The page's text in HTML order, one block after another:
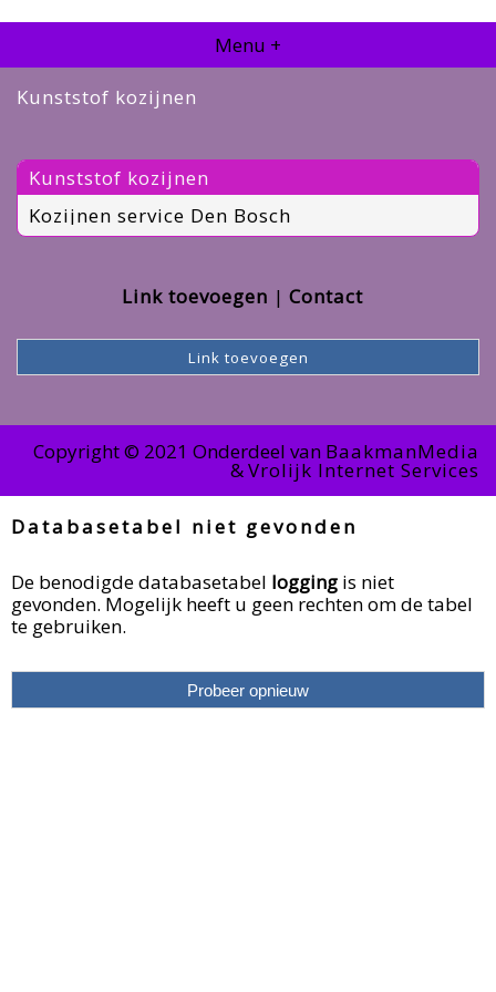
Menu +
Kunststof kozijnen
Kunststof kozijnen
Kozijnen service Den Bosch
Link toevoegen Contact
Link toevoegen
Copyright © 2021 Onderdeel van BaakmanMedia
&Vrolijk Internet Services
Databasetabel niet gevonden
De benodigde databasetabel logging is niet
gevonden. Mogelijk heeft u geen rechten om de tabel
te gebruiken.